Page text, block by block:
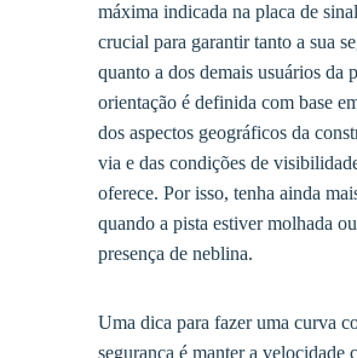
máxima indicada na placa de
crucial para garantir tanto a sua
quanto a dos demais usuários da
orientação é definida com base
dos aspectos geográficos da
via e das condições de
oferece. Por isso, tenha ainda
quando a pista estiver molhada
presença de neblina.
Uma dica para fazer uma curva
segurança é manter a velocidade